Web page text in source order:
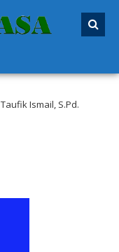
Taufik Ismail, S.Pd.